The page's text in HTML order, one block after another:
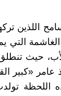
اللذين
التي
حيث
عامر «كبير
اللحظة